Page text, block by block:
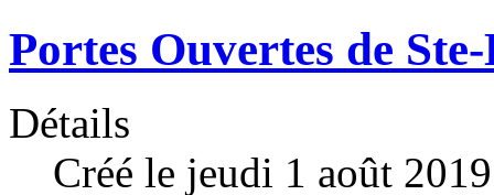
Portes Ouvertes de
Détails
Créé le jeudi 1 août